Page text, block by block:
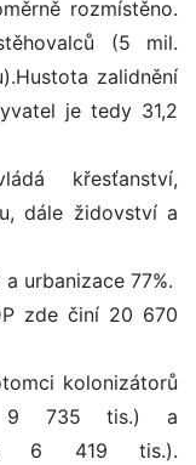
rozmístěno.
(5 mil.
zalidnění
je tedy 31,2
křesťanství,
dále židovství a
urbanizace 77%.
zde činí 20 670
kolonizátorů
9 735 tis.) a
6 419 tis.).